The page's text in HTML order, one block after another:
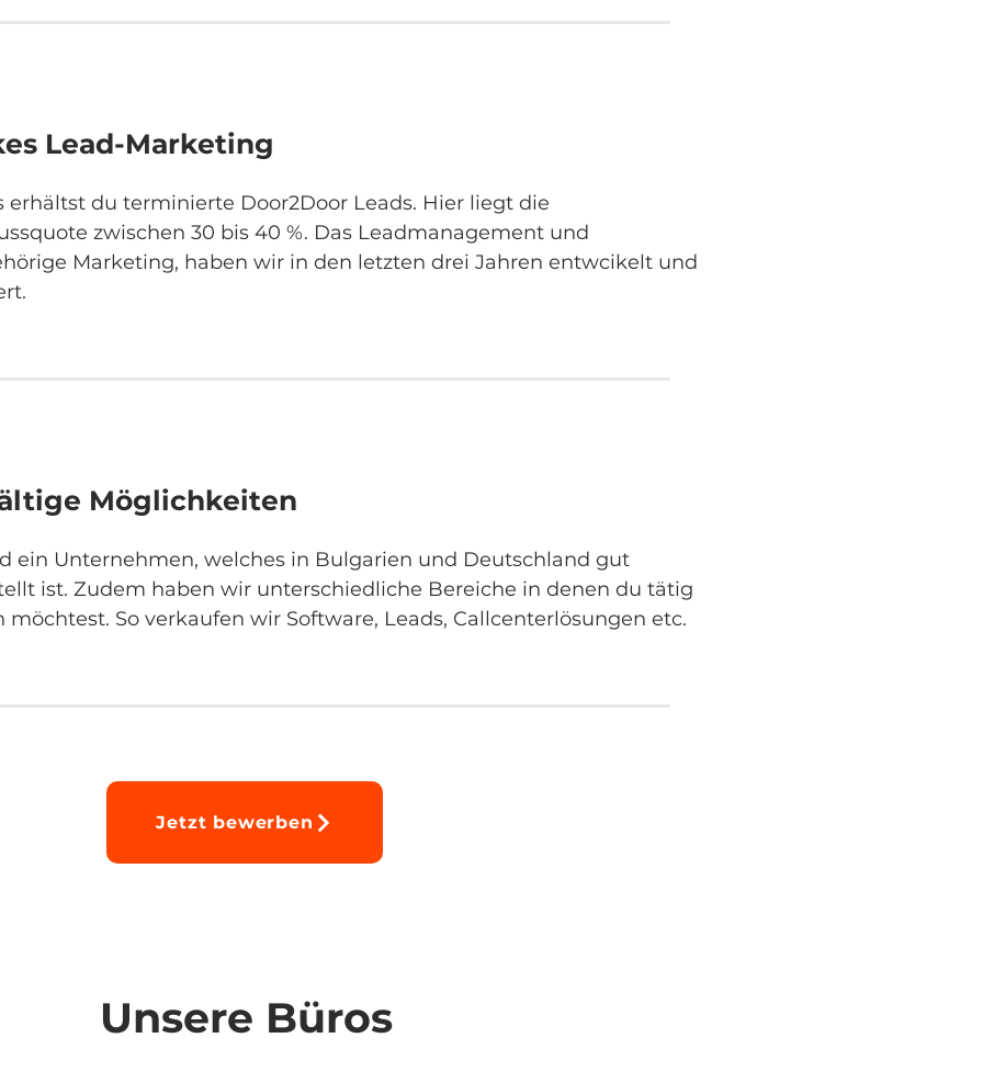
Lead-Marketing
erhältst du terminierte Door2Door Leads. Hier liegt die
zwischen 30 bis 40 %. Das Leadmanagement und
Marketing, haben wir in den letzten drei Jahren entwcikelt und
Möglichkeiten
ein Unternehmen, welches in Bulgarien und Deutschland gut
ist. Zudem haben wir unterschiedliche Bereiche in denen du tätig
möchtest. So verkaufen wir Software, Leads, Callcenterlösungen etc.
Jetzt bewerben
Unsere Büros